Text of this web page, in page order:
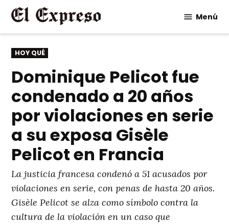
Saltar
contenido
Menú
PUBLICADO
EN
HOY QUÉ
Dominique Pelicot fue
condenado a 20 años
por violaciones en serie
a su exposa Gisèle
Pelicot en Francia
La justicia francesa condenó a 51 acusados por
violaciones en serie, con penas de hasta 20 años.
Gisèle Pelicot se alza como símbolo contra la
cultura de la violación en un caso que